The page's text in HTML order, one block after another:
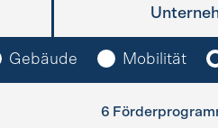
Gebäude Mobilität
6